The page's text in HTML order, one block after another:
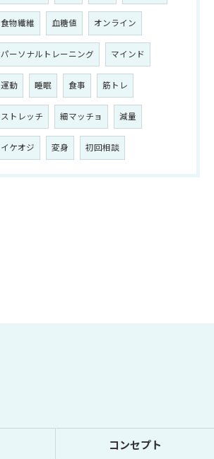
食物繊維 血糖値 オンライン
パーソナルトレーニング マインド
運動 睡眠 食事 筋トレ
ストレッチ 細マッチョ 減量
イケオジ 変身 初回相談
コンセプト